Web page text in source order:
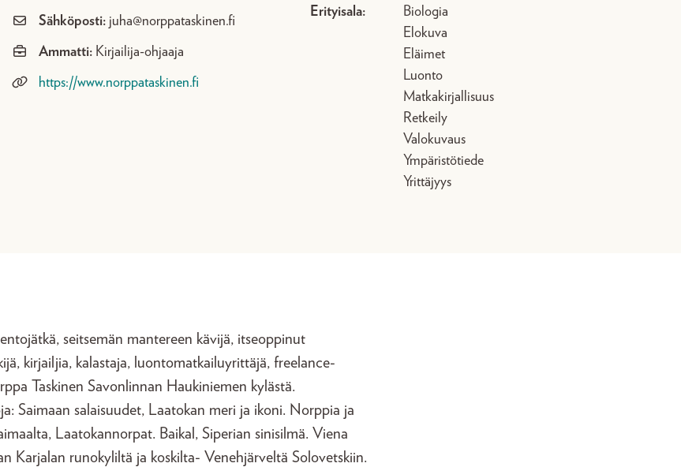
Sähköposti: juha@norppataskinen.fi
Ammatti: Kirjailija-ohjaaja
https://www.norppataskinen.fi
Erityisala:
Biologia
Elokuva
Eläimet
Luonto
Matkakirjallisuus
Retkeily
Valokuvaus
Ympäristötiede
Yrittäjyys
seitsemän mantereen kävijä, itseoppinut
kirjailjia, kalastaja, luontomatkailuyrittäjä, freelance-
Taskinen Savonlinnan Haukiniemen kylästä.
Saimaan salaisuudet, Laatokan meri ja ikoni. Norppia ja
Laatokannorpat. Baikal, Siperian sinisilmä. Viena
Karjalan runokyliltä ja koskilta- Venehjärveltä Solovetskiin.